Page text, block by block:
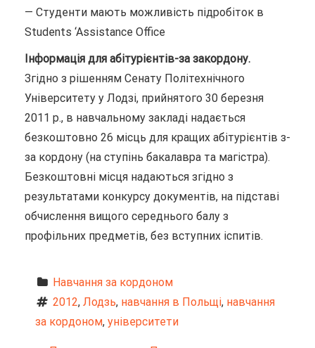
— Студенти мають можливість підробіток в
Students ‘Assistance Office
Інформація для абітурієнтів-за закордону.
Згідно з рішенням Сенату Політехнічного
Університету у Лодзі, прийнятого 30 березня
2011 р., в навчальному закладі надається
безкоштовно 26 місць для кращих абітурієнтів з-
за кордону (на ступінь бакалавра та магістра).
Безкоштовні місця надаються згідно з
результатами конкурсу документів, на підставі
обчислення вищого середнього балу з
профільних предметів, без вступних іспитів.
Hавчання за кордоном
2012, Лодзь, навчання в Польщі, навчання
за кордоном, університети